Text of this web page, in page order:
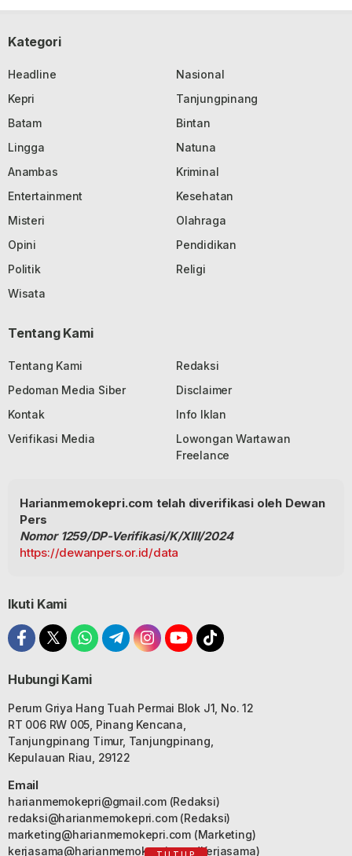
Kategori
Headline
Nasional
Kepri
Tanjungpinang
Batam
Bintan
Lingga
Natuna
Anambas
Kriminal
Entertainment
Kesehatan
Misteri
Olahraga
Opini
Pendidikan
Politik
Religi
Wisata
Tentang Kami
Tentang Kami
Redaksi
Pedoman Media Siber
Disclaimer
Kontak
Info Iklan
Verifikasi Media
Lowongan Wartawan
Freelance
Harianmemokepri.com telah diverifikasi oleh Dewan
Pers
Nomor 1259/DP-Verifikasi/K/XIII/2024
https://dewanpers.or.id/data
Ikuti Kami
Hubungi Kami
Perum Griya Hang Tuah Permai Blok J1, No. 12
RT 006 RW 005, Pinang Kencana,
Tanjungpinang Timur, Tanjungpinang,
Kepulauan Riau, 29122
Email
harianmemokepri@gmail.com(Redaksi)
redaksi@harianmemokepri.com(Redaksi)
marketing@harianmemokepri.com(Marketing)
kerjasama@harianmemokepri.com(Kerjasama)